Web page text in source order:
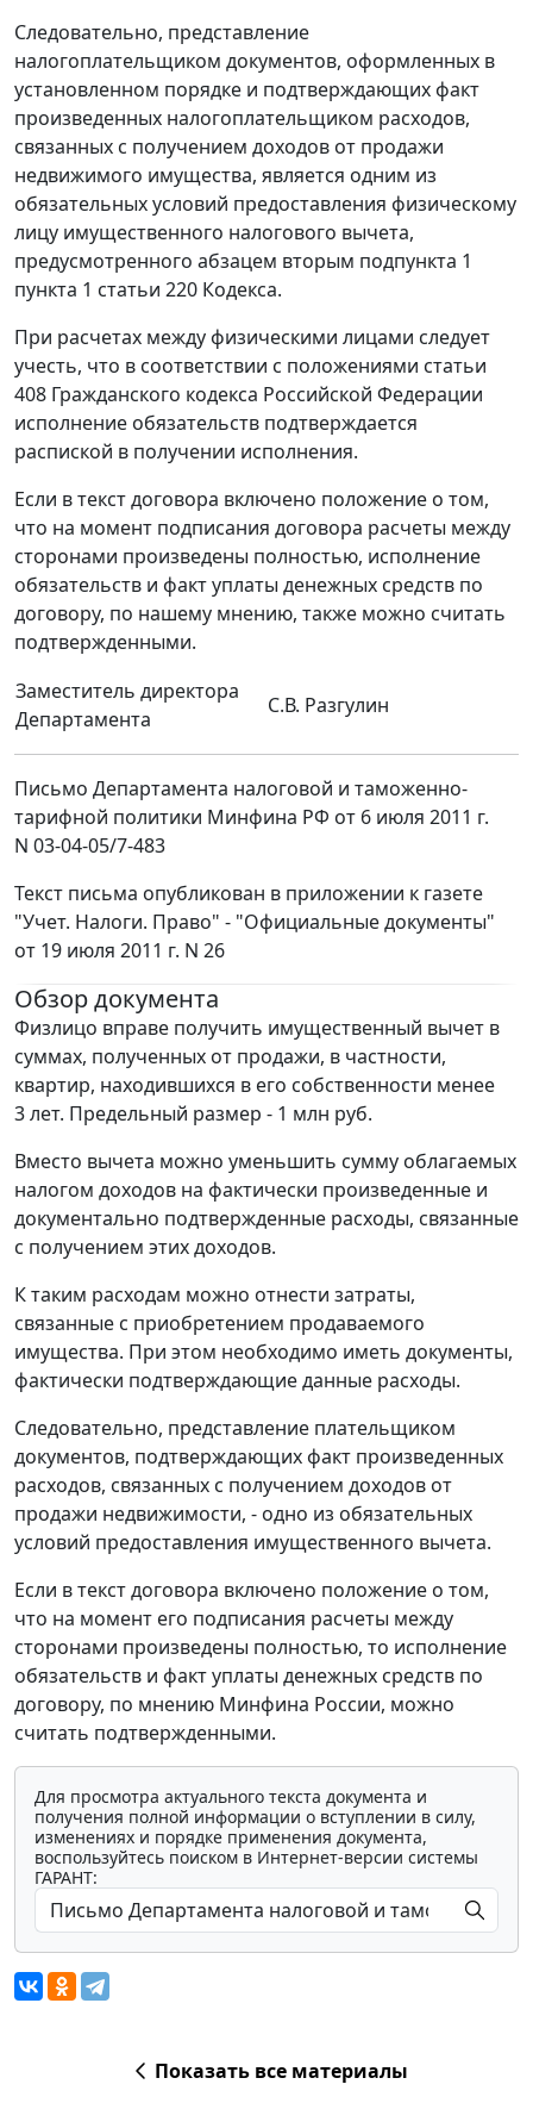
Следовательно, представление
налогоплательщиком документов, оформленных в
установленном порядке и подтверждающих факт
произведенных налогоплательщиком расходов,
связанных с получением доходов от продажи
недвижимого имущества, является одним из
обязательных условий предоставления физическому
лицу имущественного налогового вычета,
предусмотренного абзацем вторым подпункта 1
пункта 1 статьи 220 Кодекса.
При расчетах между физическими лицами следует
учесть, что в соответствии с положениями статьи
408 Гражданского кодекса Российской Федерации
исполнение обязательств подтверждается
распиской в получении исполнения.
Если в текст договора включено положение о том,
что на момент подписания договора расчеты между
сторонами произведены полностью, исполнение
обязательств и факт уплаты денежных средств по
договору, по нашему мнению, также можно считать
подтвержденными.
Заместитель директора
Департамента
С.В. Разгулин
Письмо Департамента налоговой и таможенно-
тарифной политики Минфина РФ от 6 июля 2011 г.
N 03-04-05/7-483
Текст письма опубликован в приложении к газете
"Учет. Налоги. Право" - "Официальные документы"
от 19 июля 2011 г. N 26
Обзор документа
Физлицо вправе получить имущественный вычет в
суммах, полученных от продажи, в частности,
квартир, находившихся в его собственности менее
3 лет. Предельный размер - 1 млн руб.
Вместо вычета можно уменьшить сумму облагаемых
налогом доходов на фактически произведенные и
документально подтвержденные расходы, связанные
с получением этих доходов.
К таким расходам можно отнести затраты,
связанные с приобретением продаваемого
имущества. При этом необходимо иметь документы,
фактически подтверждающие данные расходы.
Следовательно, представление плательщиком
документов, подтверждающих факт произведенных
расходов, связанных с получением доходов от
продажи недвижимости, - одно из обязательных
условий предоставления имущественного вычета.
Если в текст договора включено положение о том,
что на момент его подписания расчеты между
сторонами произведены полностью, то исполнение
обязательств и факт уплаты денежных средств по
договору, по мнению Минфина России, можно
считать подтвержденными.
Для просмотра актуального текста документа и
получения полной информации о вступлении в силу,
изменениях и порядке применения документа,
воспользуйтесь поиском в Интернет-версии системы
ГАРАНТ:
Показать все материалы